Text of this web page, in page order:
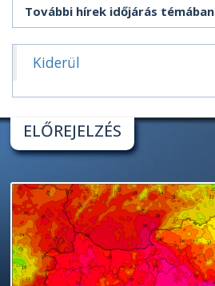
További hírek időjárás témában
Kiderül
ELŐREJELZÉS